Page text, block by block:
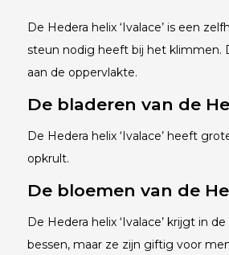
De Hedera helix ‘Ivalace’ is een
steun nodig heeft bij het klimmen.
aan de oppervlakte.
De bladeren van de
De Hedera helix ‘Ivalace’ heeft
opkrult.
De bloemen van de
De Hedera helix ‘Ivalace’ krijgt in
bessen, maar ze zijn giftig voor